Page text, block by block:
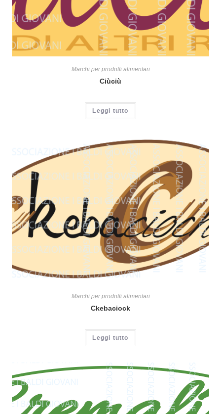
Marchi per prodotti alimentari
Ciùciù
Leggi tutto
Marchi per prodotti alimentari
Ckebaciock
Leggi tutto